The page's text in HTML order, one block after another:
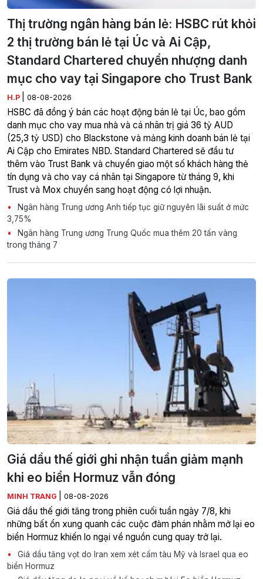
Thị trường ngân hàng bán lẻ: HSBC rút khỏi
2 thị trường bán lẻ tại Úc và Ai Cập,
Standard Chartered chuyển nhượng danh
mục cho vay tại Singapore cho Trust Bank
H.P 08-08-2026
HSBC đã đồng ý bán các hoạt động bán lẻ tại Úc, bao gồm
danh mục cho vay mua nhà và cá nhân trị giá 36 tỷ AUD
(25,3 tỷ USD) cho Blackstone và mảng kinh doanh bán lẻ tại
Ai Cập cho Emirates NBD. Standard Chartered sẽ đầu tư
thêm vào Trust Bank và chuyển giao một số khách hàng thẻ
tín dụng và cho vay cá nhân tại Singapore từ tháng 9, khi
Trust và Mox chuyển sang hoạt động có lợi nhuận.
Ngân hàng Trung ương Anh tiếp tục giữ nguyên lãi suất ở mức
3,75%
Ngân hàng Trung ương Trung Quốc mua thêm 20 tấn vàng
trong tháng 7
Giá dầu thế giới ghi nhận tuần giảm mạnh
khi eo biển Hormuz vẫn đóng
MINH TRANG 08-08-2026
Giá dầu thế giới tăng trong phiên cuối tuần ngày 7/8, khi
những bất ổn xung quanh các cuộc đàm phán nhằm mở lại eo
biển Hormuz khiến lo ngại về nguồn cung quay trở lại.
Giá dầu tăng vọt do Iran xem xét cấm tàu Mỹ và Israel qua eo
biển Hormuz